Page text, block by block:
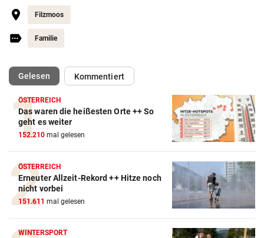
Filzmoos
Familie
Gelesen(ausgewählt)Kommentiert
ÖSTERREICH
Das waren die heißesten Orte ++ So
geht es weiter
152.210 mal gelesen
ÖSTERREICH
Erneuter Allzeit-Rekord ++ Hitze noch
nicht vorbei
151.611 mal gelesen
WINTERSPORT